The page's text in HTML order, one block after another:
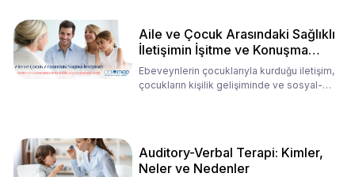
Aile ve Çocuk Arasındaki Sağlıklı
İletişimin İşitme ve Konuşma
Rehabilitasyonundaki Rolü
Ebeveynlerin çocuklarıyla kurduğu iletişim,
çocukların kişilik gelişiminde ve sosyal-
Auditory-Verbal Terapi: Kimler,
Neler ve Nedenler